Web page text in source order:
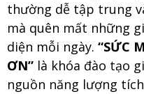
thường dễ tập trung
mà quên mất những
diện mỗi ngày. “SỨC
ƠN” là khóa đào tạo
nguồn năng lượng